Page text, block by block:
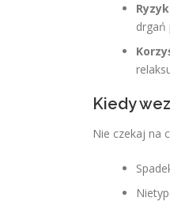
drgań
Kiedy
Nie czekaj na